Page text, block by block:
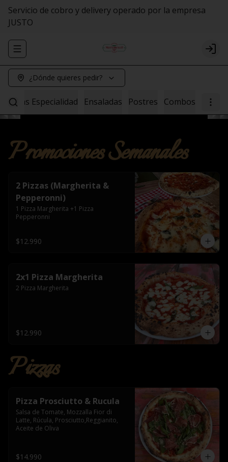
Servicio de cobro y delivery operado por la empresa
JUSTO
Abrir menu de navegación Login
¿Dónde quieres pedir?
Pastas Especialidad Ensaladas Postres Combos
Promociones Semanales
2 Pizzas (Margherita &
Pepperonni)
1 Pizza Margherita +1 Pizza
Pepperonni
$12.990
2x1 Pizza Margherita
2 Pizza Margherita
$12.990
Pizzas
Pizza Prosciutto & Rucula
Salsa de Tomate, Mozzalla Fior di
Latte, Rúcula, Prosciutto,Reggianito,
Aceite de Oliva
$14.990